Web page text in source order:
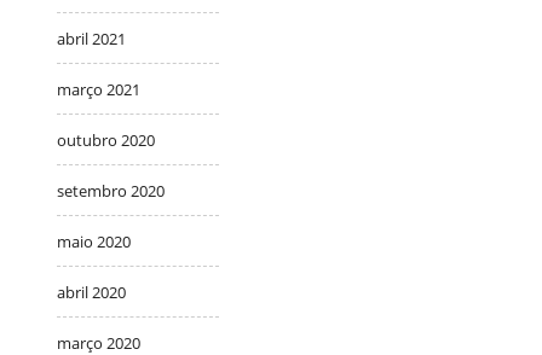
abril 2021
março 2021
outubro 2020
setembro 2020
maio 2020
abril 2020
março 2020